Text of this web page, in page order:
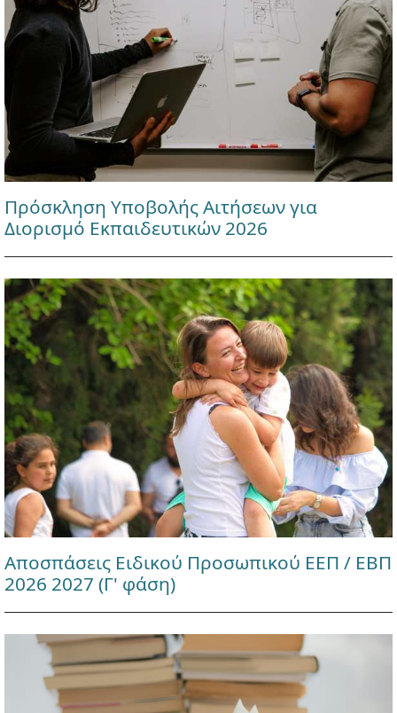
Πρόσκληση Υποβολής Αιτήσεων για
Διορισμό Εκπαιδευτικών 2026
Αποσπάσεις Ειδικού Προσωπικού ΕΕΠ / ΕΒΠ
2026 2027 (Γ' φάση)